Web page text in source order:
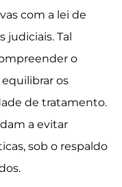
com a lei de
judiciais. Tal
o
os
de tratamento.
a evitar
sob o respaldo